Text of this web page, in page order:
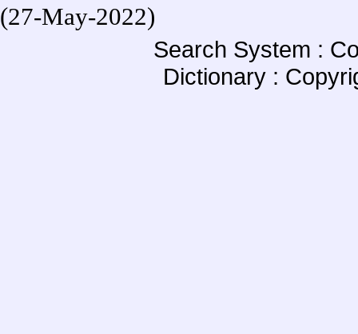
(27-May-2022)
Search System :
Dictionary :